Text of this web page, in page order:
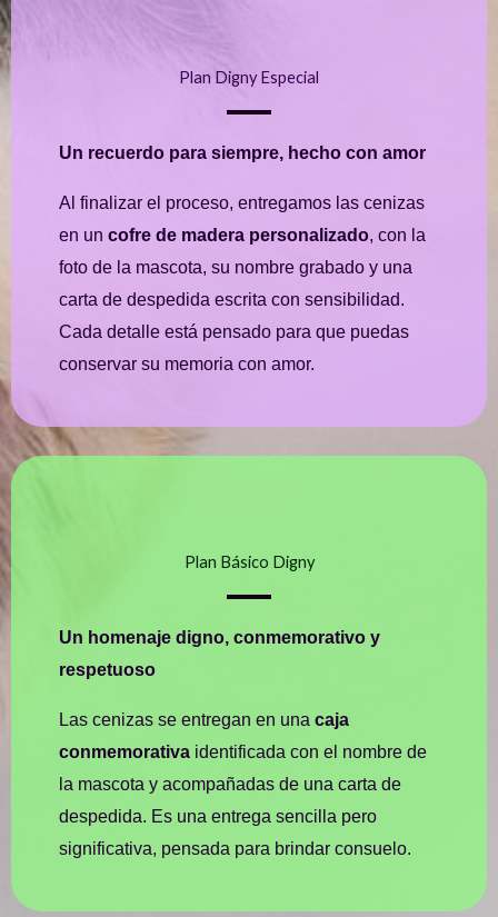
Plan Digny Especial
Un recuerdo para siempre, hecho con amor
Al finalizar el proceso, entregamos las cenizas
en uncofre de madera personalizado, con la
foto de la mascota, su nombre grabado y una
carta de despedida escrita con sensibilidad.
Cada detalle está pensado para que puedas
conservar su memoria con amor.
Plan Básico Digny
Un homenaje digno, conmemorativo y
respetuoso
Las cenizas se entregan en unacaja
conmemorativa identificada con el nombre de
la mascota y acompañadas de una carta de
despedida. Es una entrega sencilla pero
significativa, pensada para brindar consuelo.